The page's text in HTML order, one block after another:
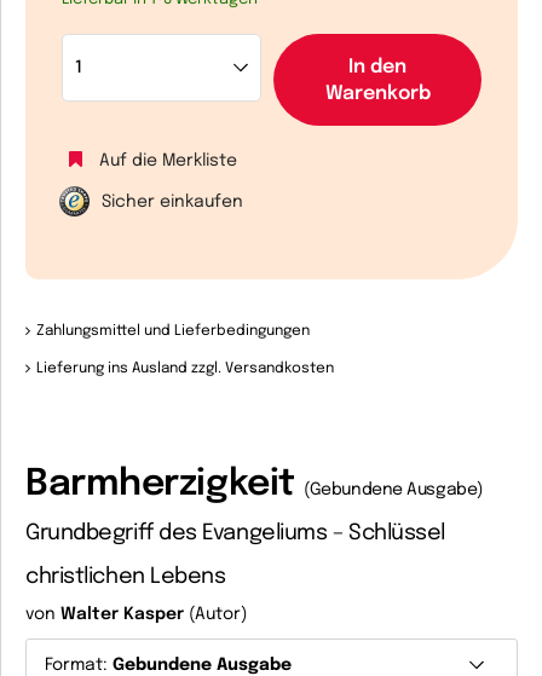
In den
Warenkorb
Auf die Merkliste
Sicher einkaufen
Zahlungsmittel und Lieferbedingungen
Lieferung ins Ausland zzgl. Versandkosten
Barmherzigkeit (Gebundene Ausgabe)
Grundbegriff des Evangeliums – Schlüssel
christlichen Lebens
von Walter Kasper (Autor)
Format: Gebundene Ausgabe